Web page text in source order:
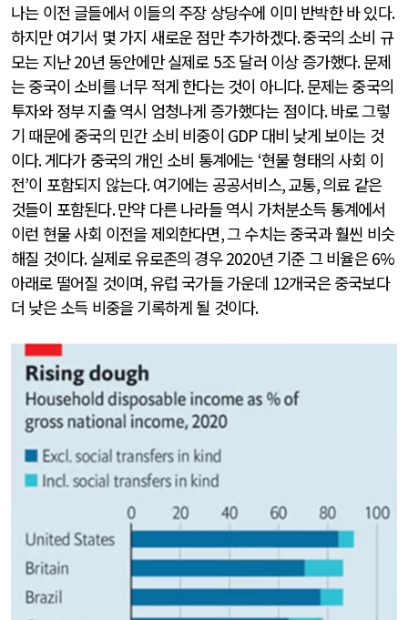
나는 이전 글들에서 이들의 주장 상당수에 이미 반박한 바 있다.
하지만 여기서 몇 가지 새로운 점만 추가하겠다.중국의 소비 규
모는 지난20년 동안에만 실제로 5조 달러 이상 증가했다.문제
는 중국이 소비를 너무 적게 한다는 것이 아니다.문제는 중국의
투자와 정부 지출 역시 엄청나게 증가했다는 점이다.바로 그렇
기 때문에 중국의 민간 소비 비중이 GDP 대비 낮게 보이는 것
이다.게다가 중국의 개인 소비 통계에는 ‘현물 형태의 사회 이
전’이 포함되지 않는다.여기에는 공공서비스,교통,의료 같은
것들이 포함된다.만약 다른 나라들 역시 가처분소득 통계에서
이런 현물 사회 이전을 제외한다면,그 수치는 중국과 훨씬 비슷
해질 것이다.실제로 유로존의 경우2020년 기준 그 비율은6%
아래로 떨어질 것이며,유럽 국가들 가운데 12개국은 중국보다
더 낮은 소득 비중을 기록하게 될 것이다.